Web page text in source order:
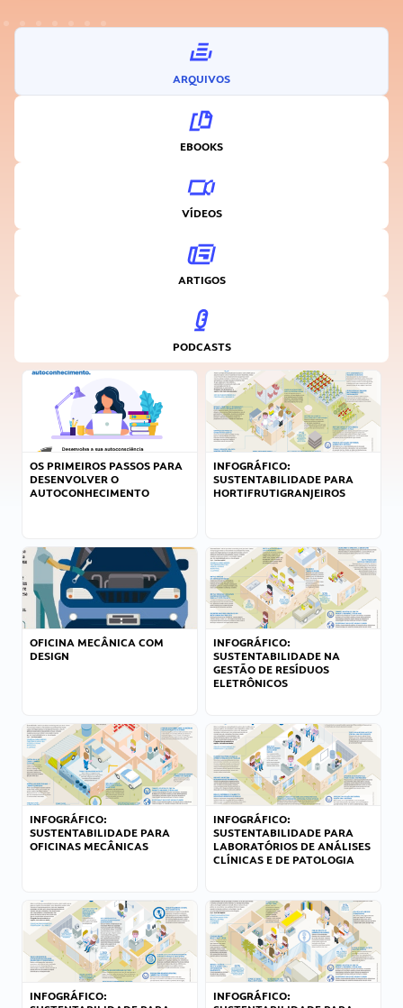
ARQUIVOS
EBOOKS
VÍDEOS
ARTIGOS
PODCASTS
OS PRIMEIROS PASSOS PARA
DESENVOLVER O
AUTOCONHECIMENTO
INFOGRÁFICO:
SUSTENTABILIDADE PARA
HORTIFRUTIGRANJEIROS
OFICINA MECÂNICA COM
DESIGN
INFOGRÁFICO:
SUSTENTABILIDADE NA
GESTÃO DE RESÍDUOS
ELETRÔNICOS
INFOGRÁFICO:
SUSTENTABILIDADE PARA
OFICINAS MECÂNICAS
INFOGRÁFICO:
SUSTENTABILIDADE PARA
LABORATÓRIOS DE ANÁLISES
CLÍNICAS E DE PATOLOGIA
INFOGRÁFICO:
INFOGRÁFICO: